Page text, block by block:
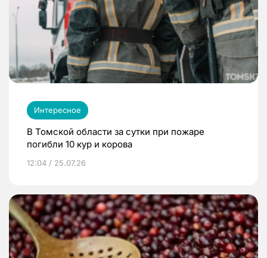
Интересное
В Томской области за сутки при пожаре
погибли 10 кур и корова
12:04 / 25.07.26